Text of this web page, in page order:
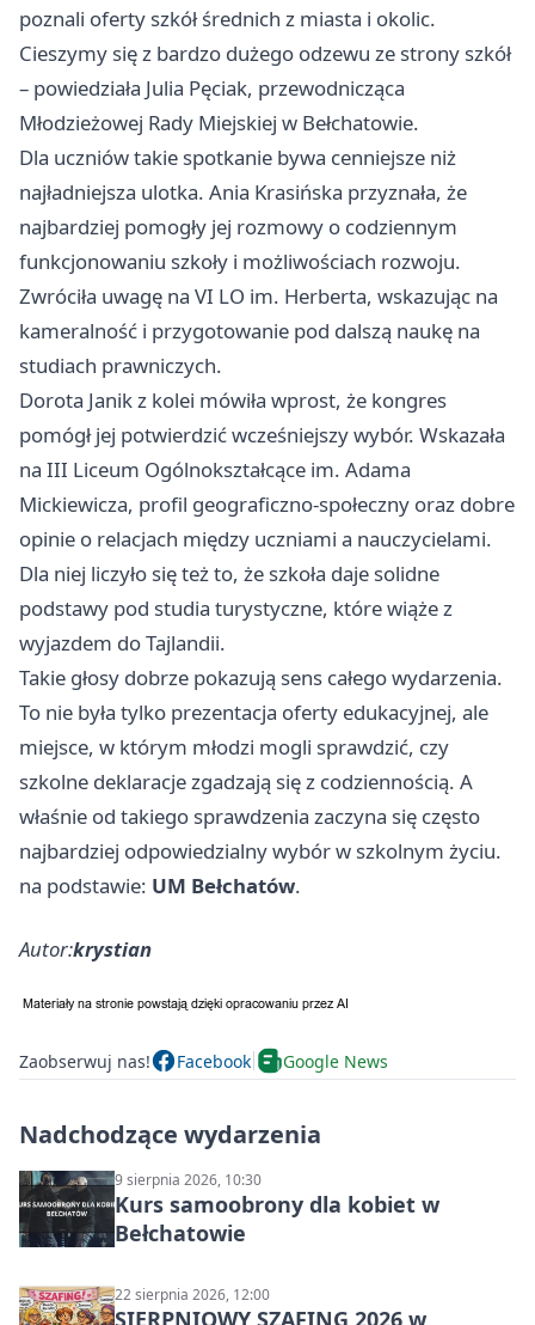
poznali oferty szkół średnich z miasta i okolic.
Cieszymy się z bardzo dużego odzewu ze strony szkół
– powiedziała Julia Pęciak, przewodnicząca
Młodzieżowej Rady Miejskiej w Bełchatowie.
Dla uczniów takie spotkanie bywa cenniejsze niż
najładniejsza ulotka. Ania Krasińska przyznała, że
najbardziej pomogły jej rozmowy o codziennym
funkcjonowaniu szkoły i możliwościach rozwoju.
Zwróciła uwagę na VI LO im. Herberta, wskazując na
kameralność i przygotowanie pod dalszą naukę na
studiach prawniczych.
Dorota Janik z kolei mówiła wprost, że kongres
pomógł jej potwierdzić wcześniejszy wybór. Wskazała
na III Liceum Ogólnokształcące im. Adama
Mickiewicza, profil geograficzno-społeczny oraz dobre
opinie o relacjach między uczniami a nauczycielami.
Dla niej liczyło się też to, że szkoła daje solidne
podstawy pod studia turystyczne, które wiąże z
wyjazdem do Tajlandii.
Takie głosy dobrze pokazują sens całego wydarzenia.
To nie była tylko prezentacja oferty edukacyjnej, ale
miejsce, w którym młodzi mogli sprawdzić, czy
szkolne deklaracje zgadzają się z codziennością. A
właśnie od takiego sprawdzenia zaczyna się często
najbardziej odpowiedzialny wybór w szkolnym życiu.
na podstawie: UM Bełchatów.
Autor:krystian
Zaobserwuj nas! Facebook Google News
Nadchodzące wydarzenia
9 sierpnia 2026, 10:30
Kurs samoobrony dla kobiet w
Bełchatowie
22 sierpnia 2026, 12:00
SIERPNIOWY SZAFING 2026 w